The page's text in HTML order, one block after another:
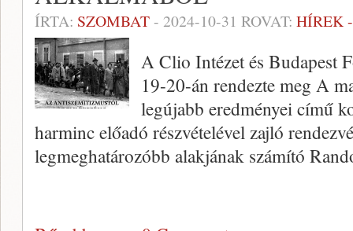
ÍRTA: SZOMBAT- 2024-10-31 ROVAT: HÍREK
A Clio Intézet és Budapest
19-20-án rendezte meg A
legújabb eredményei című
harminc előadó részvételével zajló
legmeghatározóbb alakjának számító